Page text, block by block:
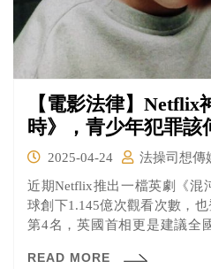
【電影法律】Netflix
時》，青少年犯罪該
2025-04-24
法操司想傳
近期Netflix推出一檔英劇《混
球創下1.145億次觀看次數，
第4名，英國首相更是建議全
READ MORE